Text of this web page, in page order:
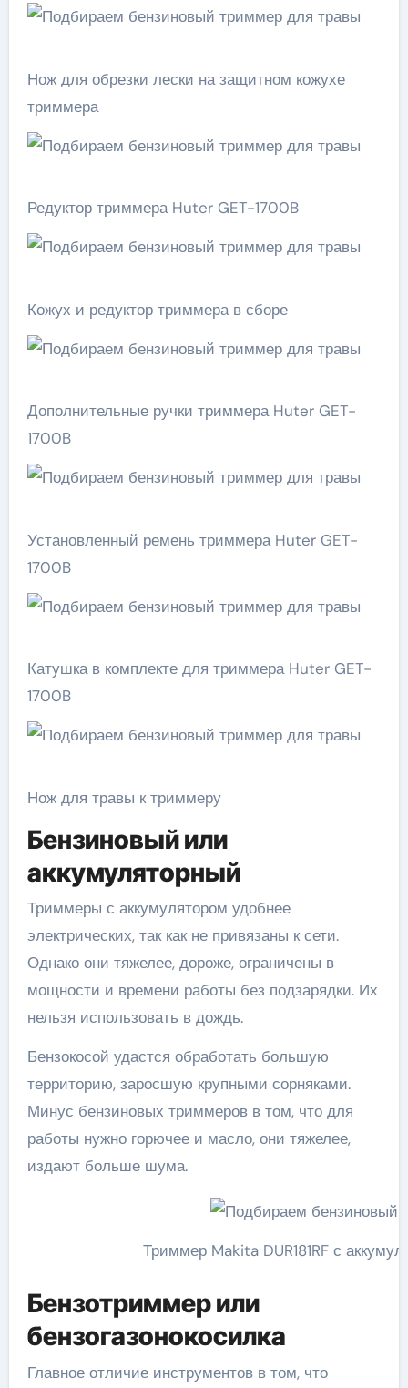
Нож для обрезки лески на защитном кожухе
триммера
Редуктор триммера Huter GET-1700B
Кожух и редуктор триммера в сборе
Дополнительные ручки триммера Huter GET-
1700B
Установленный ремень триммера Huter GET-
1700B
Катушка в комплекте для триммера Huter GET-
1700B
Нож для травы к триммеру
Бензиновый или
аккумуляторный
Триммеры с аккумулятором удобнее
электрических, так как не привязаны к сети.
Однако они тяжелее, дороже, ограничены в
мощности и времени работы без подзарядки. Их
нельзя использовать в дождь.
Бензокосой удастся обработать большую
территорию, заросшую крупными сорняками.
Минус бензиновых триммеров в том, что для
работы нужно горючее и масло, они тяжелее,
издают больше шума.
Триммер Makita DUR181RF с
Бензотриммер или
бензогазонокосилка
Главное отличие инструментов в том, что